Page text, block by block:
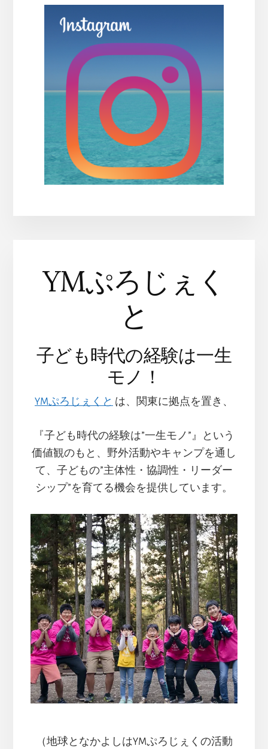
YMぷろじぇく
と
子ども時代の経験は一生
モノ！
YMぷろじぇくと は、関東に拠点を置き、
『子ども時代の経験は”一生モノ”』という
価値観のもと、 野外活動やキャンプを通し
て、子どもの”主体性・協調性・リーダー
シップ”を育てる機会を提供しています。
（地球となかよしはYMぷろじぇくの活動